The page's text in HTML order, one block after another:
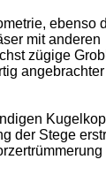
ebenso
mit anderen
zügige
der Stege